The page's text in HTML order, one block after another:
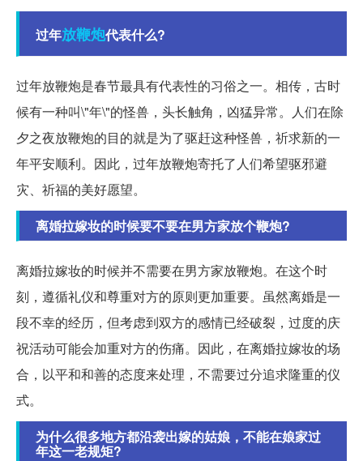
过年放鞭炮代表什么?
过年放鞭炮是春节最具有代表性的习俗之一。相传，古时
候有一种叫\"年\"的怪兽，头长触角，凶猛异常。人们在除
夕之夜放鞭炮的目的就是为了驱赶这种怪兽，祈求新的一
年平安顺利。因此，过年放鞭炮寄托了人们希望驱邪避
灾、祈福的美好愿望。
离婚拉嫁妆的时候要不要在男方家放个鞭炮?
离婚拉嫁妆的时候并不需要在男方家放鞭炮。在这个时
刻，遵循礼仪和尊重对方的原则更加重要。虽然离婚是一
段不幸的经历，但考虑到双方的感情已经破裂，过度的庆
祝活动可能会加重对方的伤痛。因此，在离婚拉嫁妆的场
合，以平和和善的态度来处理，不需要过分追求隆重的仪
式。
为什么很多地方都沿袭出嫁的姑娘，不能在娘家过
年这一老规矩?